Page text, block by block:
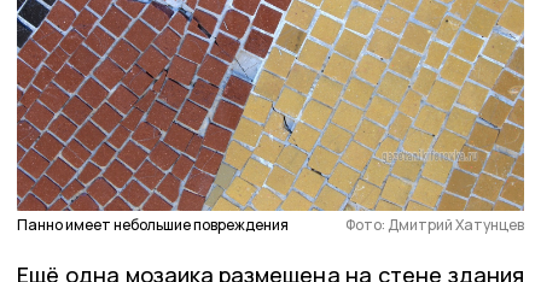
Панно имеет небольшие повреждения Фото: Дмитрий Хатунцев
Ещё одна мозаика размещена на стене здания